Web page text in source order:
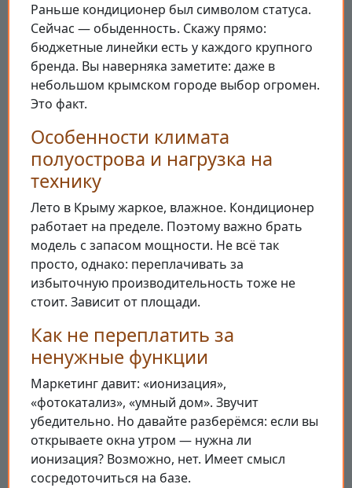
Раньше кондиционер был символом статуса.
Сейчас — обыденность. Скажу прямо:
бюджетные линейки есть у каждого крупного
бренда. Вы наверняка заметите: даже в
небольшом крымском городе выбор огромен.
Это факт.
Особенности климата
полуострова и нагрузка на
технику
Лето в Крыму жаркое, влажное. Кондиционер
работает на пределе. Поэтому важно брать
модель с запасом мощности. Не всё так
просто, однако: переплачивать за
избыточную производительность тоже не
стоит. Зависит от площади.
Как не переплатить за
ненужные функции
Маркетинг давит: «ионизация»,
«фотокатализ», «умный дом». Звучит
убедительно. Но давайте разберёмся: если вы
открываете окна утром — нужна ли
ионизация? Возможно, нет. Имеет смысл
сосредоточиться на базе.